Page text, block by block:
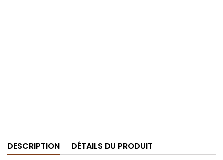
DESCRIPTION DÉTAILS DU PRODUIT